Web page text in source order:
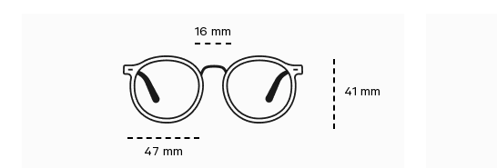
16 mm
47 mm
41 mm